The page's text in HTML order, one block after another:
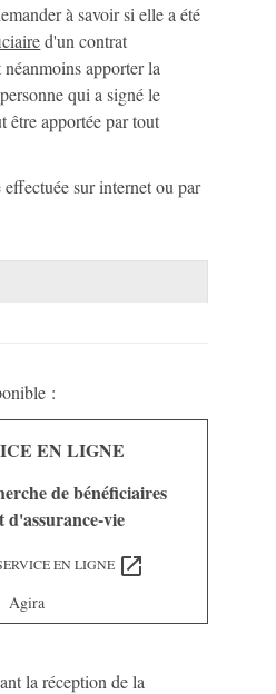
à savoir si elle a été
d'un contrat
apporter la
qui a signé le
être apportée par tout
sur internet ou par
:
EN LIGNE
de bénéficiaires
vie
EN LIGNE open_in_new
Agira
la réception de la